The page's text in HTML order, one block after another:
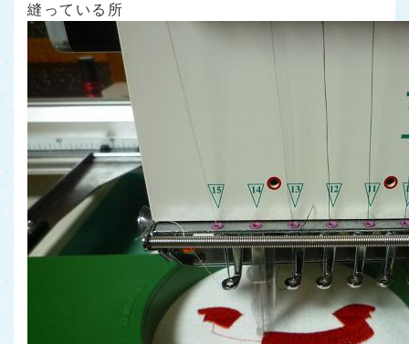
縫っている所